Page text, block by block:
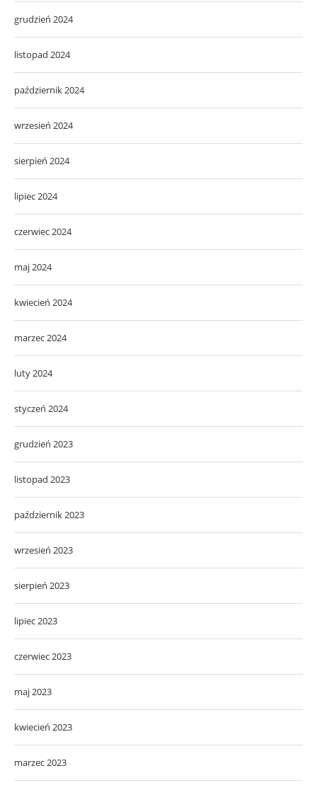
grudzień 2024
listopad 2024
październik 2024
wrzesień 2024
sierpień 2024
lipiec 2024
czerwiec 2024
maj 2024
kwiecień 2024
marzec 2024
luty 2024
styczeń 2024
grudzień 2023
listopad 2023
październik 2023
wrzesień 2023
sierpień 2023
lipiec 2023
czerwiec 2023
maj 2023
kwiecień 2023
marzec 2023